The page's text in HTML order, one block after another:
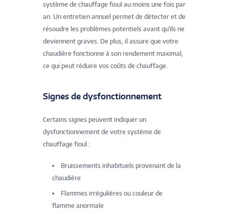
système de chauffage fioul au moins une fois par
an. Un entretien annuel permet de détecter et de
résoudre les problèmes potentiels avant qu'ils ne
deviennent graves. De plus, il assure que votre
chaudière fonctionne à son rendement maximal,
ce qui peut réduire vos coûts de chauffage.
Signes de dysfonctionnement
Certains signes peuvent indiquer un
dysfonctionnement de votre système de
chauffage fioul :
Bruissements inhabituels provenant de la
chaudière
Flammes irrégulières ou couleur de
flamme anormale